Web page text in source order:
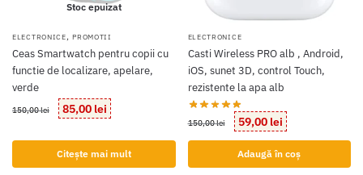
Stoc epuizat
ELECTRONICE,PROMOTII
Ceas Smartwatch pentru copii cu
functie de localizare, apelare,
verde
150,00lei
Prețul
inițial
fost:
150,00 lei.
85,00 lei Prețul
curent
85,00 lei.
Citește mai mult
ELECTRONICE
Casti Wireless PRO alb , Android,
iOS, sunet 3D, control Touch,
rezistente la apa alb
150,00lei
Prețul
inițial
fost:
59,00 lei Prețul
curent
este:
59,00 lei.
Adaugă în coș